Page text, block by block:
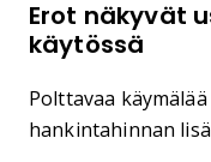
Erot näkyvät
käytössä
Polttavaa
hankintahinnan